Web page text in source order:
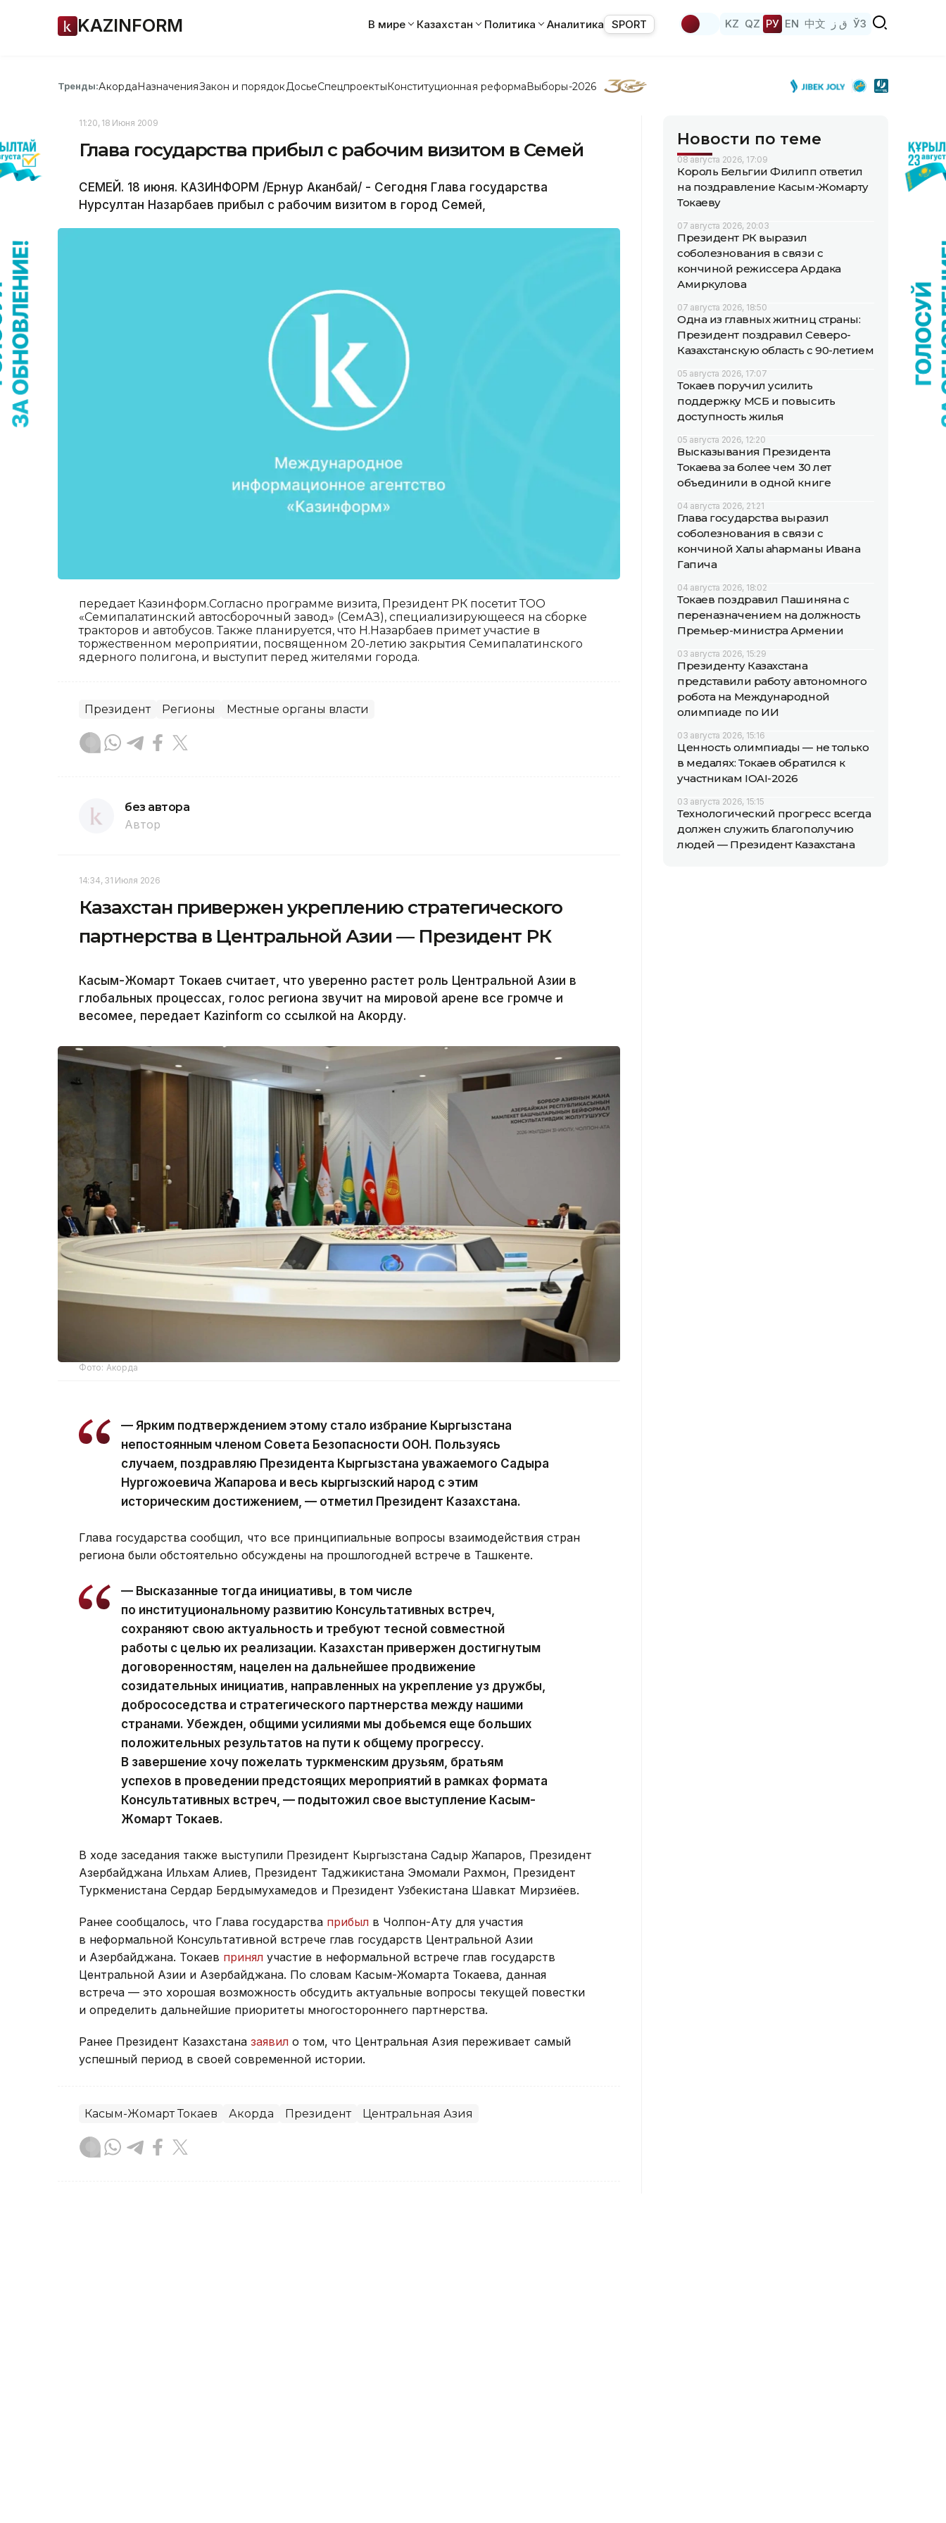
KAZINFORM В мире Казахстан Политика Аналитика SPORT KZ QZ РУ EN 中文 ق ز ЎЗ
Тренды:АкордаНазначенияЗакон и порядок ДосьеСпецпроектыКонституционная реформаВыборы-2026
11:20, 18 Июня 2009
Глава государства прибыл с рабочим визитом в Семей
СЕМЕЙ. 18 июня. КАЗИНФОРМ /Ернур Аканбай/ - Сегодня Глава государства
Нурсултан Назарбаев прибыл с рабочим визитом в город Семей,
передает Казинформ.Согласно программе визита, Президент РК посетит ТОО
«Семипалатинский автосборочный завод» (СемАЗ), специализирующееся на сборке
тракторов и автобусов. Также планируется, что Н.Назарбаев примет участие в
торжественном мероприятии, посвященном 20-летию закрытия Семипалатинского
ядерного полигона, и выступит перед жителями города.
Президент Регионы Местные органы власти
без автора
Автор
14:34, 31 Июля 2026
Казахстан привержен укреплению стратегического
партнерства в Центральной Азии — Президент РК
Касым-Жомарт Токаев считает, что уверенно растет роль Центральной Азии в
глобальных процессах, голос региона звучит на мировой арене все громче и
весомее, передает Kazinform со ссылкой на Акорду.
Фото: Акорда
— Ярким подтверждением этому стало избрание Кыргызстана
непостоянным членом Совета Безопасности ООН. Пользуясь
случаем, поздравляю Президента Кыргызстана уважаемого Садыра
Нургожоевича Жапарова и весь кыргызский народ с этим
историческим достижением, — отметил Президент Казахстана.
Глава государства сообщил, что все принципиальные вопросы взаимодействия стран
региона были обстоятельно обсуждены на прошлогодней встрече в Ташкенте.
— Высказанные тогда инициативы, в том числе
по институциональному развитию Консультативных встреч,
сохраняют свою актуальность и требуют тесной совместной
работы с целью их реализации. Казахстан привержен достигнутым
договоренностям, нацелен на дальнейшее продвижение
созидательных инициатив, направленных на укрепление уз дружбы,
добрососедства и стратегического партнерства между нашими
странами. Убежден, общими усилиями мы добьемся еще больших
положительных результатов на пути к общему прогрессу.
В завершение хочу пожелать туркменским друзьям, братьям
успехов в проведении предстоящих мероприятий в рамках формата
Консультативных встреч, — подытожил свое выступление Касым-
Жомарт Токаев.
В ходе заседания также выступили Президент Кыргызстана Садыр Жапаров, Президент
Азербайджана Ильхам Алиев, Президент Таджикистана Эмомали Рахмон, Президент
Туркменистана Сердар Бердымухамедов и Президент Узбекистана Шавкат Мирзиёев.
Ранее сообщалось, что Глава государства прибыл в Чолпон-Ату для участия
в неформальной Консультативной встрече глав государств Центральной Азии
и Азербайджана. Токаев принял участие в неформальной встрече глав государств
Центральной Азии и Азербайджана. По словам Касым-Жомарта Токаева, данная
встреча — это хорошая возможность обсудить актуальные вопросы текущей повестки
и определить дальнейшие приоритеты многостороннего партнерства.
Ранее Президент Казахстана заявил о том, что Центральная Азия переживает самый
успешный период в своей современной истории.
Касым-Жомарт Токаев Акорда Президент Центральная Азия
Новости по теме
08 августа 2026, 17:09
Король Бельгии Филипп ответил
на поздравление Касым-Жомарту
Токаеву
07 августа 2026, 20:03
Президент РК выразил
соболезнования в связи с
кончиной режиссера Ардака
Амиркулова
07 августа 2026, 18:50
Одна из главных житниц страны:
Президент поздравил Северо-
Казахстанскую область с 90-летием
05 августа 2026, 17:07
Токаев поручил усилить
поддержку МСБ и повысить
доступность жилья
05 августа 2026, 12:20
Высказывания Президента
Токаева за более чем 30 лет
объединили в одной книге
04 августа 2026, 21:21
Глава государства выразил
соболезнования в связи с
кончиной Халық қаһарманы Ивана
Гапича
04 августа 2026, 18:02
Токаев поздравил Пашиняна с
переназначением на должность
Премьер-министра Армении
03 августа 2026, 15:29
Президенту Казахстана
представили работу автономного
робота на Международной
олимпиаде по ИИ
03 августа 2026, 15:16
Ценность олимпиады — не только
в медалях: Токаев обратился к
участникам IOAI-2026
03 августа 2026, 15:15
Технологический прогресс всегда
должен служить благополучию
людей — Президент Казахстана